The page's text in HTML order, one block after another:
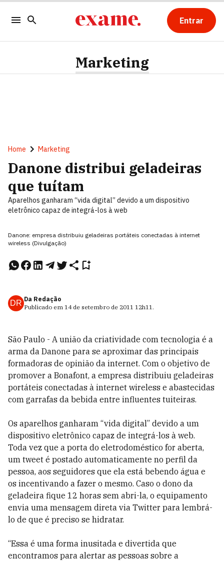
Entrar
Marketing
Home Marketing
Danone distribui geladeiras
que tuítam
Aparelhos ganharam “vida digital” devido a um dispositivo
eletrônico capaz de integrá-los à web
Danone: empresa distribuiu geladeiras portáteis conectadas à internet
wireless (Divulgação)
DR Da Redação
Publicado em 14 de setembro de 2011 12h11.
São Paulo - A união da criatividade com tecnologia é a
arma da Danone para se aproximar das principais
formadoras de opinião da internet. Com o objetivo de
promover a Bonafont, a empresa distribuiu geladeiras
portáteis conectadas à internet wireless e abastecidas
com garrafas da bebida entre influentes tuiteiras.
Os aparelhos ganharam “vida digital” devido a um
dispositivo eletrônico capaz de integrá-los à web.
Toda vez que a porta do eletrodoméstico for aberta,
um tweet é postado automaticamente no perfil da
pessoa, aos seguidores que ela está bebendo água e
os incentivando a fazer o mesmo. Caso o dono da
geladeira fique 12 horas sem abri-la, o equipamento
envia uma mensagem direta via Twitter para lembrá-
lo de que é preciso se hidratar.
“Essa é uma forma inusitada e divertida que
encontramos para alertar as pessoas sobre a